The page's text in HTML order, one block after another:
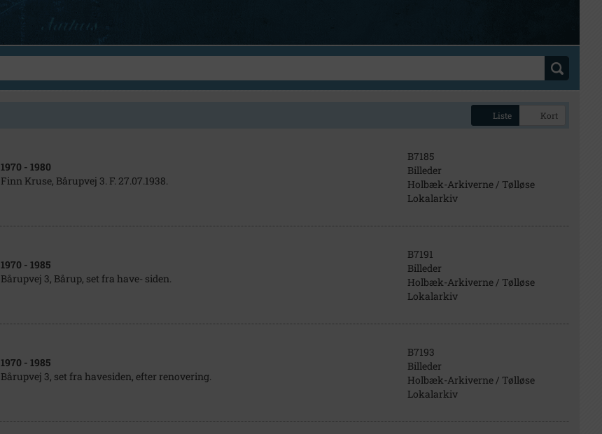
Liste Kort
1970 - 1980
Finn Kruse, Bårupvej 3. F. 27.07.1938.
B7185
Billeder
Holbæk-Arkiverne / Tølløse
Lokalarkiv
1970 - 1985
Bårupvej 3, Bårup, set fra have- siden.
B7191
Billeder
Holbæk-Arkiverne / Tølløse
Lokalarkiv
1970 - 1985
Bårupvej 3, set fra havesiden, efter renovering.
B7193
Billeder
Holbæk-Arkiverne / Tølløse
Lokalarkiv